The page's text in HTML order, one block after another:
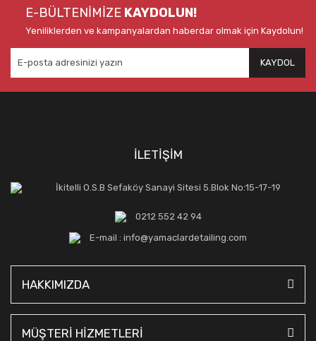
E-BÜLTENİMİZE KAYDOLUN!
Yeniliklerden ve kampanyalardan haberdar olmak için Kaydolun!
KAYDOL
İLETİŞİM
İkitelli O.S.B Sefaköy Sanayi Sitesi 5.Blok No:15-17-19
0212 552 42 94
E-mail : info@yamaclardetailing.com
HAKKIMIZDA
MÜŞTERİ HİZMETLERİ